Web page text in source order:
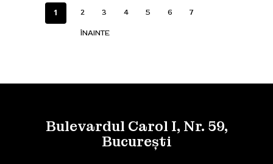
1 2 3 4 5 6 7
ÎNAINTE
Bulevardul Carol I, Nr. 59,
București